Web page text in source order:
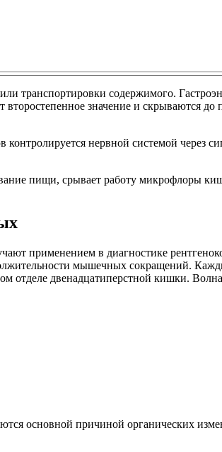
транспортировки содержимого.
значение и скрываются
нервной системой через
пищи, срывает работу микрофлоры
применением в диагностике
мышечных сокращений.
двенадцатиперстной кишки. Волна
основной причиной органических